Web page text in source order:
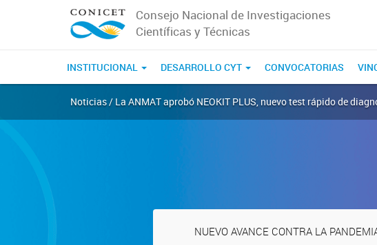
Consejo Nacional de Investigaciones
Científicas y Técnicas
INSTITUCIONAL DESARROLLO CYT CONVOCATORIAS
Noticias / La ANMAT aprobó NEOKIT PLUS, nuevo test rápido de
NUEVO AVANCE CONTRA LA